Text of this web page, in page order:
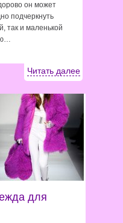
он может
подчеркнуть
так и маленькой
Читать далее
для